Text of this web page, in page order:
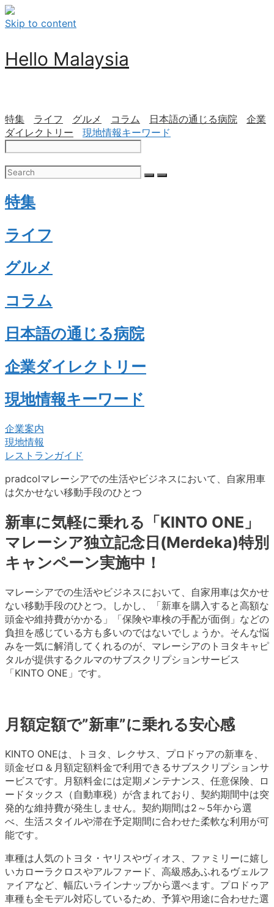
Skip to content
Hello Malaysia
特集 ライフ グルメ コラム 日本語の通じる病院
企業
ダイレクトリー
現地情報キーワード
特集
ライフ
グルメ
コラム
日本語の通じる病院
企業ダイレクトリー
現地情報キーワード
企業案内
現地情報
レストランガイド
pradcolマレーシアでの生活やビジネスにおいて、自家用車
は欠かせない移動手段のひとつ
新車に気軽に乗れる「KINTO ONE」
マレーシア独立記念日(Merdeka)特別
キャンペーン実施中！
マレーシアでの生活やビジネスにおいて、自家用車は欠かせ
ない移動手段のひとつ。しかし、「新車を購入すると高額な
頭金や維持費がかかる」「保険や車検の手配が面倒」などの
負担を感じている方も多いのではないでしょうか。そんな悩
みを一気に解消してくれるのが、マレーシアのトヨタキャピ
タルが提供するクルマのサブスクリプションサービス
「KINTO ONE」です。
月額定額で”新車”に乗れる安心感
KINTO ONEは、トヨタ、レクサス、プロドゥアの新車を、
頭金ゼロ＆月額定額料金で利用できるサブスクリプションサ
ービスです。月額料金には定期メンテナンス、任意保険、ロ
ードタックス（自動車税）が含まれており、契約期間中は突
発的な維持費が発生しません。契約期間は2～5年から選
べ、生活スタイルや滞在予定期間に合わせた柔軟な利用が可
能です。
車種は人気のトヨタ・ヤリスやヴィオス、ファミリーに嬉し
いカローラクロスやアルファード、高級感あふれるヴェルフ
ァイアなど、幅広いラインナップから選べます。プロドゥア
車種も全モデル対応しているため、予算や用途に合わせた選